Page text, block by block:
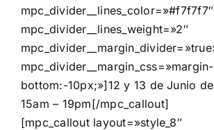
mpc_divider__lines_color=»#f7f7f7″
mpc_divider__lines_weight=»2″
mpc_divider__margin_css=»margin-
bottom:-10px;»]12 y 13 de Junio
15am – 19pm[/mpc_callout]
[mpc_callout layout=»style_8″